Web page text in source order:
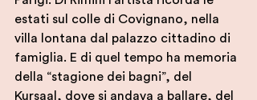
estati sul colle di Covignano, nella
villa lontana dal palazzo cittadino di
famiglia. E di quel tempo ha memoria
della “stagione dei bagni”, del
Kursaal, dove si andava a ballare, del